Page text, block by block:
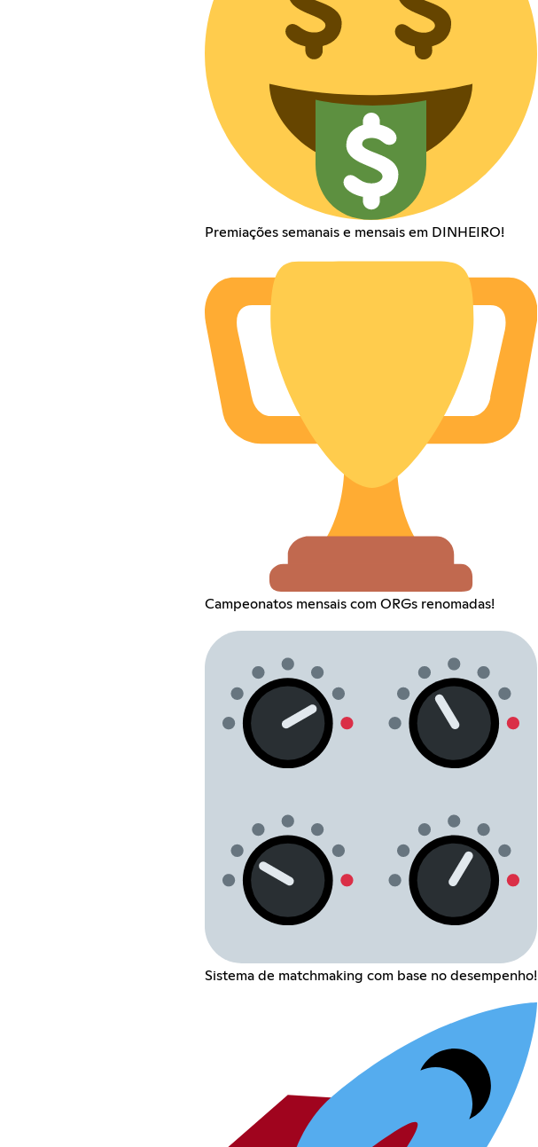
Premiações semanais e mensais em DINHEIRO!
Campeonatos mensais com ORGs renomadas!
Sistema de matchmaking com base no desempenho!